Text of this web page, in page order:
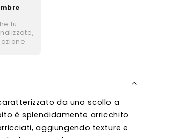
tu
da uno scollo a
è splendidamente arricchito
aggiungendo texture e